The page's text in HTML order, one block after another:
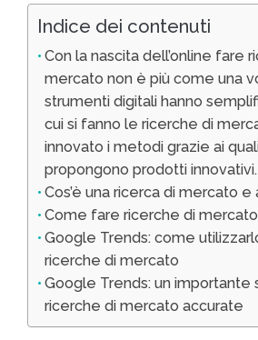
Indice dei contenuti
Con la nascita dell’online fare
mercato non è più come una
strumenti digitali hanno
cui si fanno le ricerche di
innovato i metodi grazie ai
propongono prodotti innovativi.
Cos’è una ricerca di mercato e
Come fare ricerche di
Google Trends: come
ricerche di mercato
Google Trends: un importante
ricerche di mercato accurate